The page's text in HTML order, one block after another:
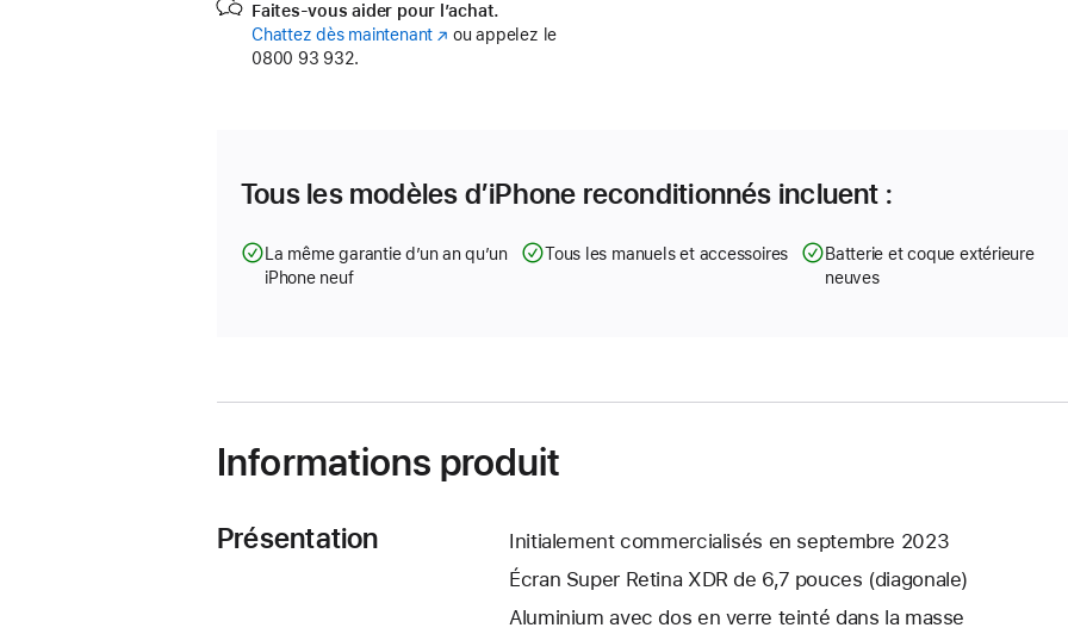
Faites-vous aider pour l’achat.
Chattez dès maintenant (s’ouvre
ou appelez le
0800 93 932.
Tous les modèles d’iPhone reconditionnés incluent :
La même garantie d’un an qu’un
iPhone neuf
Tous les manuels et accessoires
Batterie et coque extérieure
neuves
Informations produit
Présentation
Initialement commercialisés en septembre 2023
Écran Super Retina XDR de 6,7 pouces (diagonale)
Aluminium avec dos en verre teinté dans la masse